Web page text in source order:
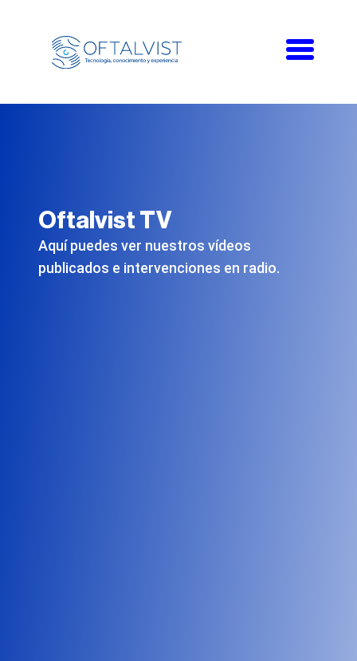
Toggle
Oftalvist TV
Aquí puedes ver nuestros vídeos
publicados e intervenciones en radio.